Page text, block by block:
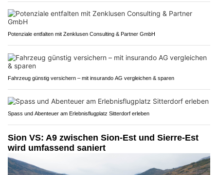
Potenziale entfalten mit Zenklusen Consulting & Partner GmbH
Fahrzeug günstig versichern – mit insurando AG vergleichen & sparen
Spass und Abenteuer am Erlebnisflugplatz Sitterdorf erleben
Sion VS: A9 zwischen Sion-Est und Sierre-Est
wird umfassend saniert